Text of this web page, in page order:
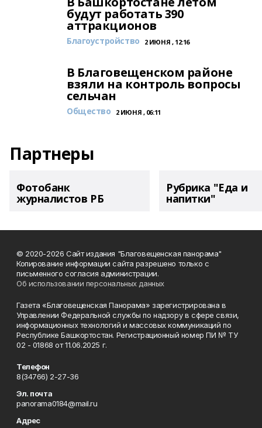
будут работать 390
аттракционов
Благоустройство 2 ИЮНЯ , 12:16
В Благовещенском районе
взяли на контроль вопросы
сельчан
Общество 2 ИЮНЯ , 06:11
Партнеры
Фотобанк
журналистов РБ
Рубрика "Еда и
напитки"
© 2020-2026 Сайт издания "Благовещенская панорама"
Копирование информации сайта разрешено только с
письменного согласия администрации.
Об использовании персональных данных
Газета «Благовещенская Панорама» зарегистрирована в
Управлении Федеральной службы по надзору в сфере связи,
информационных технологий и массовых коммуникаций по
Республике Башкортостан. Регистрационный номер ПИ № ТУ
02 - 01868 от 11.06.2025 г.
Телефон
8(34766) 2-27-36
Эл. почта
panorama0184@mail.ru
Адрес